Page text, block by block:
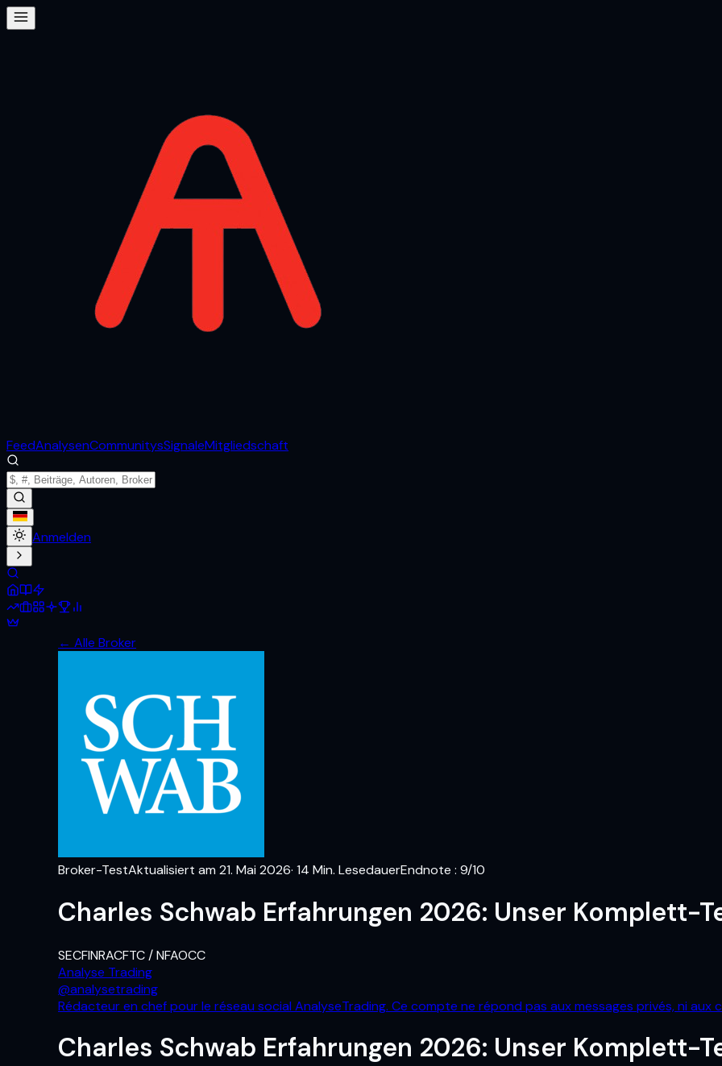
FeedAnalysenCommunitysSignaleMitgliedschaft
Anmelden
← Alle Broker
Broker-TestAktualisiert am 21. Mai 2026· 14 Min. LesedauerEndnote : 9/10
Charles Schwab Erfahrungen 2026: Unser Komplett-
SECFINRACFTC / NFAOCC
Analyse Trading
@analysetrading
Rédacteur en chef pour le réseau social AnalyseTrading. Ce compte ne répond pas aux messages privés, ni aux
Charles Schwab Erfahrungen 2026: Unser Komplett-